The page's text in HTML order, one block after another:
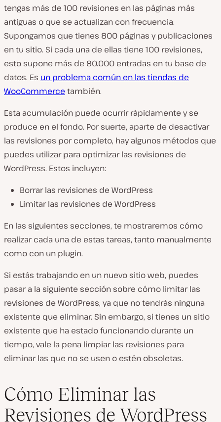
tengas más de 100 revisiones en las páginas más
antiguas o que se actualizan con frecuencia.
Supongamos que tienes 800 páginas y publicaciones
en tu sitio. Si cada una de ellas tiene 100 revisiones,
esto supone más de 80.000 entradas en tu base de
datos. Es un problema común en las tiendas de
WooCommerce también.
Esta acumulación puede ocurrir rápidamente y se
produce en el fondo. Por suerte, aparte de desactivar
las revisiones por completo, hay algunos métodos que
puedes utilizar para optimizar las revisiones de
WordPress. Estos incluyen:
Borrar las revisiones de WordPress
Limitar las revisiones de WordPress
En las siguientes secciones, te mostraremos cómo
realizar cada una de estas tareas, tanto manualmente
como con un plugin.
Si estás trabajando en un nuevo sitio web, puedes
pasar a la siguiente sección sobre cómo limitar las
revisiones de WordPress, ya que no tendrás ninguna
existente que eliminar. Sin embargo, si tienes un sitio
existente que ha estado funcionando durante un
tiempo, vale la pena limpiar las revisiones para
eliminar las que no se usen o estén obsoletas.
Cómo Eliminar las
Revisiones de WordPress